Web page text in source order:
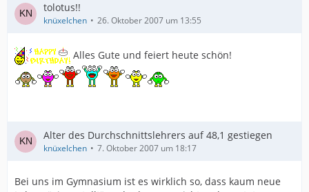
tolotus!!
knüxelchen 26. Oktober 2007 um 13:55
Alles Gute und feiert heute schön!
Alter des Durchschnittslehrers auf 48,1 gestiegen
knüxelchen 7. Oktober 2007 um 18:17
Bei uns im Gymnasium ist es wirklich so, dass kaum neue